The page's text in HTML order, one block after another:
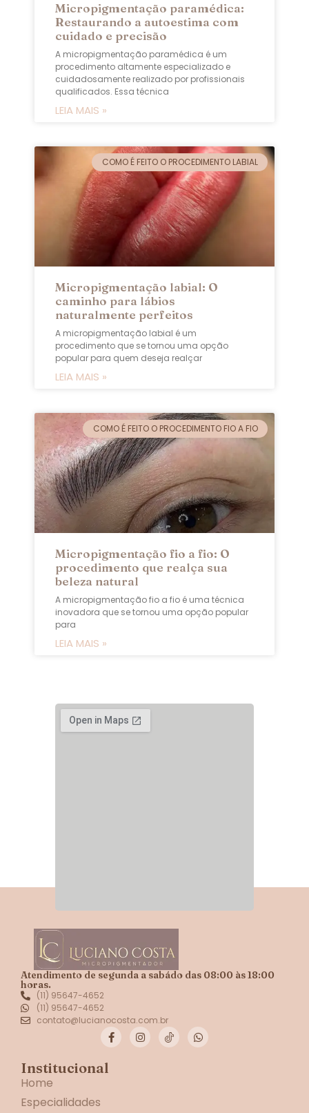
Micropigmentação paramédica:
Restaurando a autoestima com
cuidado e precisão
A micropigmentação paramédica é um
procedimento altamente especializado e
cuidadosamente realizado por profissionais
qualificados. Essa técnica
LEIA MAIS »
COMO É FEITO O PROCEDIMENTO LABIAL
Micropigmentação labial: O
caminho para lábios
naturalmente perfeitos
A micropigmentação labial é um
procedimento que se tornou uma opção
popular para quem deseja realçar
LEIA MAIS »
COMO É FEITO O PROCEDIMENTO FIO A FIO
Micropigmentação fio a fio: O
procedimento que realça sua
beleza natural
A micropigmentação fio a fio é uma técnica
inovadora que se tornou uma opção popular
para
LEIA MAIS »
Atendimento de segunda a sabádo das 08:00 às 18:00
horas.
(11) 95647-4652
(11) 95647-4652
contato@lucianocosta.com.br
Institucional
Home
Especialidades